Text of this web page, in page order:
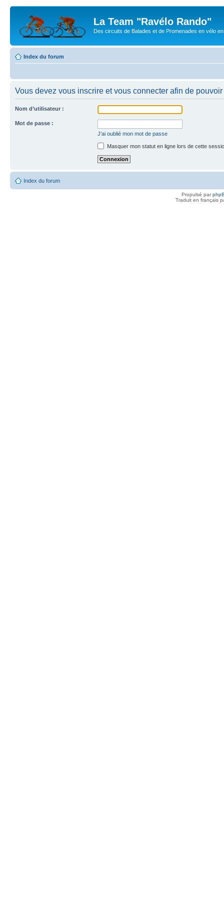
La Team "Ravélo Rando"
Des circuits de Balades et de Promenades en vélo
Index du forum
Vous devez vous inscrire et vous connecter afin de
Nom d’utilisateur :
Mot de passe :
J’ai oublié mon mot de passe
Masquer mon statut en ligne lors de cette
Index du forum
Propulsé par
Traduit en français